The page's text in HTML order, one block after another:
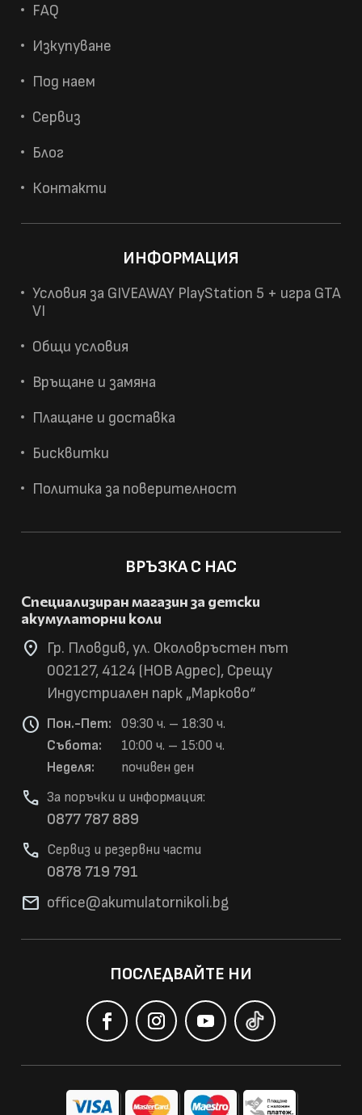
FAQ
Изкупуване
Под наем
Сервиз
Блог
Контакти
ИНФОРМАЦИЯ
Условия за GIVEAWAY PlayStation 5 + игра GTA
VI
Общи условия
Връщане и замяна
Плащане и доставка
Бисквитки
Политика за поверителност
ВРЪЗКА С НАС
Специализиран магазин за детски
акумулаторни коли
location_on
Гр. Пловдив, ул. Околовръстен път
002127, 4124 (НОВ Адрес), Срещу
Индустриален парк „Марково“
schedule Пон.-Пет:
09:30 ч. – 18:30 ч.
Събота:
10:00 ч. – 15:00 ч.
Неделя:
почивен ден
За поръчки и информация:
phone
0877 787 889
Сервиз и резервни части
phone
0878 719 791
mail office@akumulatornikoli.bg
ПОСЛЕДВАЙТЕ НИ